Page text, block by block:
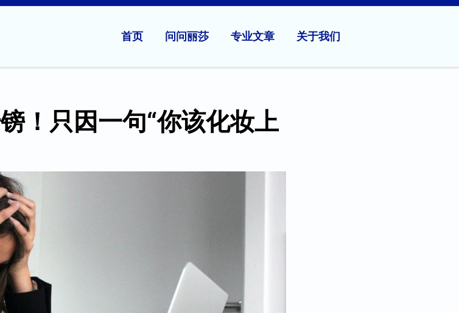
首页 问问丽莎 专业文章 关于我们
！只因一句“你该化妆上